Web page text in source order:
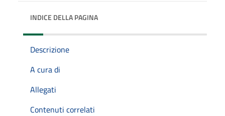
INDICE DELLA PAGINA
Descrizione
A cura di
Allegati
Contenuti correlati